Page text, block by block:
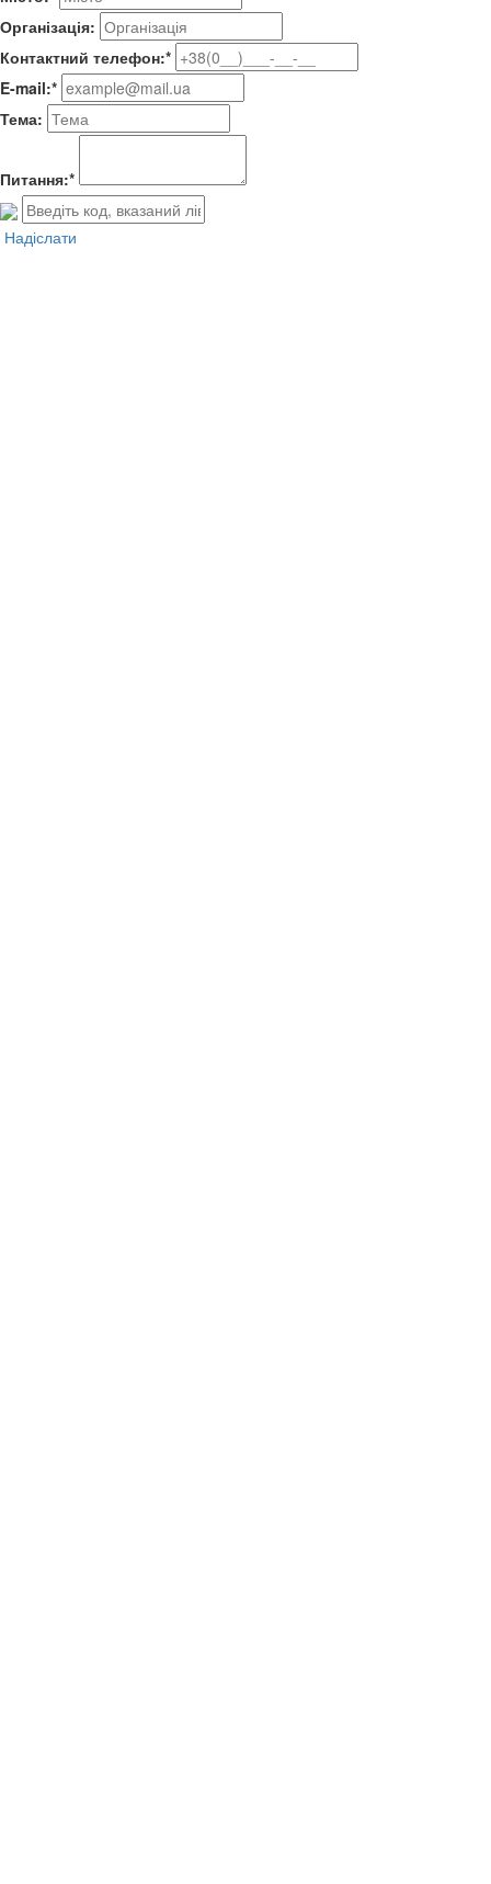
Організація:
Контактний телефон:*
E-mail:*
Тема:
Питання:*
Надіслати